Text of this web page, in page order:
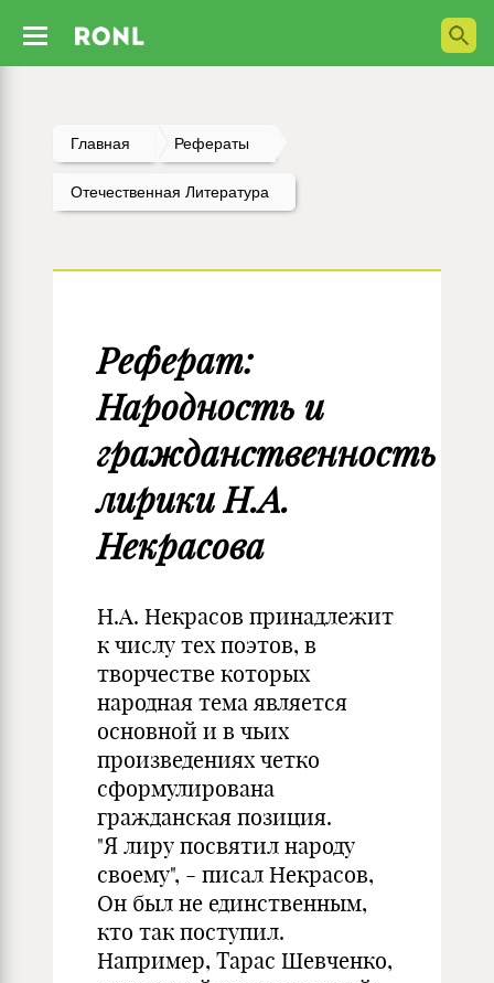
Главная Рефераты
Отечественная Литература
Реферат:
Народность и
гражданственность
лирики Н.А.
Некрасова
Н.А. Некрасов принадлежит
к числу тех поэтов, в
творчестве которых
народная тема является
основной и в чьих
произведениях четко
сформулирована
гражданская позиция.
"Я лиру посвятил народу
своему", - писал Некрасов,
Он был не единственным,
кто так поступил.
Например, Тарас Шевченко,